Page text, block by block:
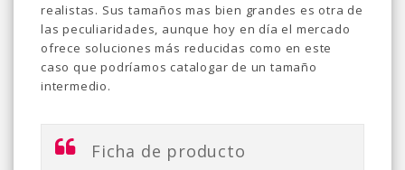
realistas. Sus tamaños mas bien grandes es otra de
las peculiaridades, aunque hoy en día el mercado
ofrece soluciones más reducidas como en este
caso que podríamos catalogar de un tamaño
intermedio.
Ficha de producto